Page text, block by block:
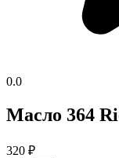
0.0
Масло 364
320 ₽